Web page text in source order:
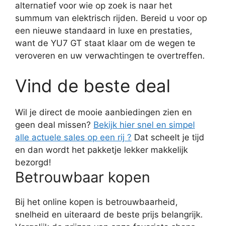
alternatief voor wie op zoek is naar het
summum van elektrisch rijden. Bereid u voor op
een nieuwe standaard in luxe en prestaties,
want de YU7 GT staat klaar om de wegen te
veroveren en uw verwachtingen te overtreffen.
Vind de beste deal
Wil je direct de mooie aanbiedingen zien en
geen deal missen? Bekijk hier snel en simpel
alle actuele sales op een rij ? Dat scheelt je tijd
en dan wordt het pakketje lekker makkelijk
bezorgd!
Betrouwbaar kopen
Bij het online kopen is betrouwbaarheid,
snelheid en uiteraard de beste prijs belangrijk.